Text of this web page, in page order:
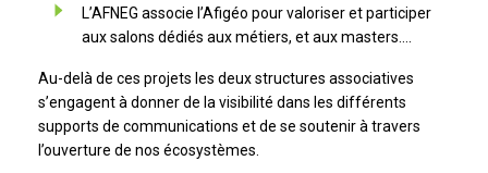
L’AFNEG associe l’Afigéo pour valoriser et participer
aux salons dédiés aux métiers, et aux masters….
Au-delà de ces projets les deux structures associatives
s’engagent à donner de la visibilité dans les différents
supports de communications et de se soutenir à travers
l’ouverture de nos écosystèmes.